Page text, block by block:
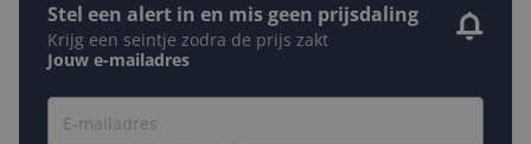
Stel een alert in en mis geen prijsdaling
Krijg een seintje zodra de prijs zakt
Jouw e-mailadres